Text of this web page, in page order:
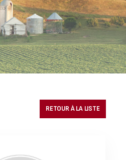
RETOUR À LA LISTE